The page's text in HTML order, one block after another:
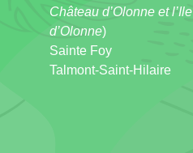
Château d’Olonne et l’Ile
d’Olonne)
Sainte Foy
Talmont-Saint-Hilaire